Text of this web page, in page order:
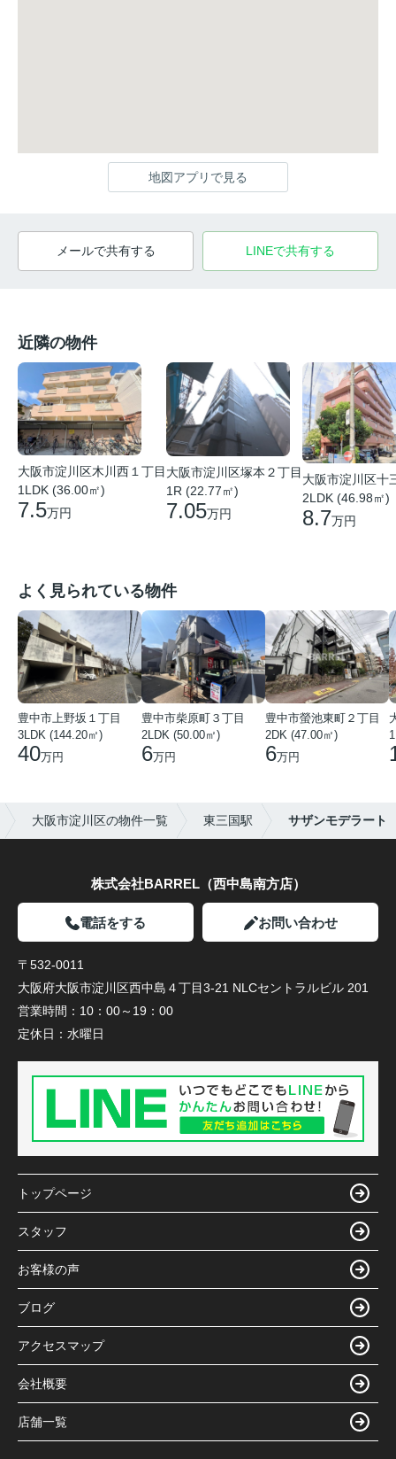
地図アプリで見る
メールで共有する LINEで共有する
近隣の物件
大阪市淀川区木川西１丁目
1LDK (36.00㎡)
7.5万円
大阪市淀川区塚本２丁目
1R (22.77㎡)
7.05万円
大阪市淀川区十
2LDK (46.98㎡)
8.7万円
よく見られている物件
豊中市上野坂１丁目
3LDK (144.20㎡)
40万円
豊中市柴原町３丁目
2LDK (50.00㎡)
6万円
豊中市螢池東町２丁目
2DK (47.00㎡)
6万円
大阪市淀川区の物件一覧 東三国駅 サザンモデラート
株式会社BARREL（西中島南方店）
電話をする お問い合わせ
〒532-0011
大阪府大阪市淀川区西中島４丁目3-21 NLCセントラルビル 201
営業時間： 10：00～19：00
定休日： 水曜日
トップページ
スタッフ
お客様の声
ブログ
アクセスマップ
会社概要
店舗一覧